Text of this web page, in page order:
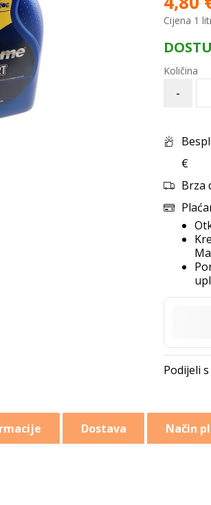
Cijena 1
-
€
Brza
Dostava Način